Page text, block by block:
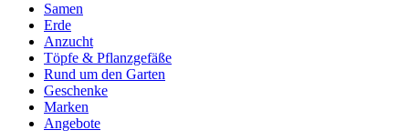
Samen
Erde
Anzucht
Töpfe & Pflanzgefäße
Rund um den Garten
Geschenke
Marken
Angebote